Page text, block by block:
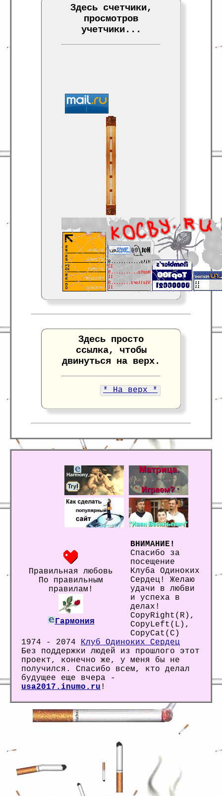
Здесь счетчики,
просмотров
учетчики...
Здесь просто
ссылка, чтобы
двинуться на верх.
* На верх *
Правильная любовь
По правильным
правилам!
Гармония
ВНИМАНИЕ!
Спасибо за
посещение
Клуба Одиноких
Сердец! Желаю
удачи в любви
и успеха в
делах!
CopyRight(R),
CopyLeft(L),
CopyCat(C)
1974 - 2074 Клуб Одиноких Сердец
Без поддержки людей из прошлого этот
проект, конечно же, у меня бы не
получился. Спасибо всем, кто делал
будущее еще вчера -
usa2017.inumo.ru !